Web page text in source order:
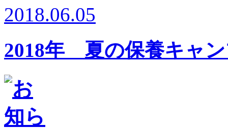
2018.06.05
2018年 夏の保養キャ